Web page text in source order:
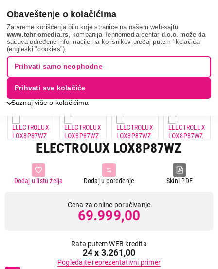
Obaveštenje o kolačićima
Za vreme korišćenja bilo koje stranice na našem web-sajtu
www.tehnomedia.rs , kompanija Tehnomedia centar d.o.o. može da
sačuva određene informacije na korisnikov uređaj putem "kolačića"
(engleski "cookies").
Saznaj više o kolačićima
Prihvati samo neophodne
Prihvati sve kolačiće
Bela tehnika Ugradne rerne
Ugradne multifunkcionalne rerne
Electrolux lox8...
ELECTROLUX LOX8P87WZ
Skini PDF
Dodaj u poređenje
Dodaj u listu želja
Cena za online poručivanje
69.999,00
Rata putem WEB kredita
24 x 3.261,00
Pogledajte reprezentativni primer